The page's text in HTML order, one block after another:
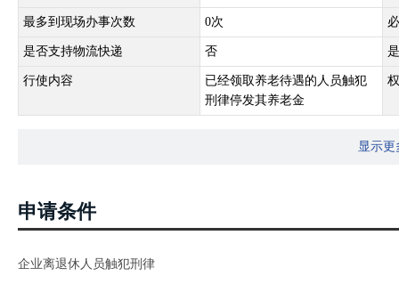
最多到现场办事次数 0次
是否支持物流快递 否
行使内容
已经领取养老待遇的人员触犯
刑律停发其养老金
显示更
申请条件
企业离退休人员触犯刑律